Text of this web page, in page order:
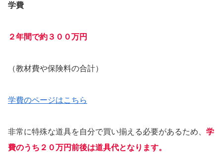
学費
２年間で約３００万円
（教材費や保険料の合計）
学費のページはこちら
非常に特殊な道具を自分で買い揃える必要があるため、 学
費のうち２０万円前後は道具代となります。